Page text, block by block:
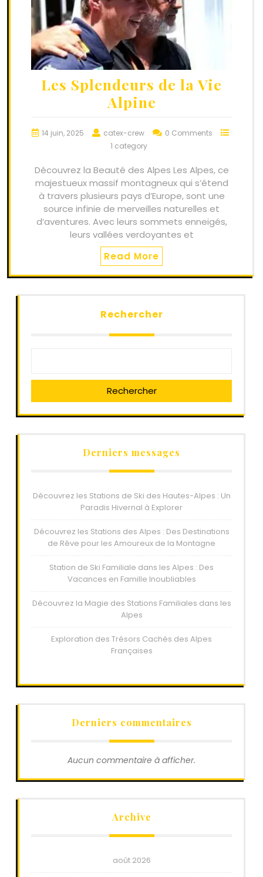
Les Splendeurs de la Vie
Alpine
14 juin, 2025 catex-crew
0 Comments
1 category
Découvrez la Beauté des Alpes Les Alpes, ce
majestueux massif montagneux qui s’étend
à travers plusieurs pays d’Europe, sont une
source infinie de merveilles naturelles et
d’aventures. Avec leurs sommets enneigés,
leurs vallées verdoyantes et
Read More
Rechercher
Rechercher
Derniers messages
Découvrez les Stations de Ski des Hautes-Alpes : Un
Paradis Hivernal à Explorer
Découvrez les Stations des Alpes : Des Destinations
de Rêve pour les Amoureux de la Montagne
Station de Ski Familiale dans les Alpes : Des
Vacances en Famille Inoubliables
Découvrez la Magie des Stations Familiales dans les
Alpes
Exploration des Trésors Cachés des Alpes
Françaises
Derniers commentaires
Aucun commentaire à afficher.
Archive
août 2026